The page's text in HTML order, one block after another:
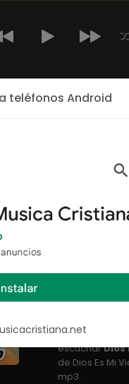
Cantantes
El
Por: Nancy
Gonzalez
y Adoracion.
Nancy
escucharDios
de Dios Es Mi
mp3.
teléfonos Android